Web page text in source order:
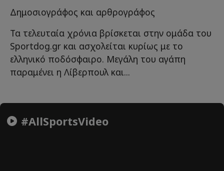
Δημοσιογράφος και αρθρογράφος
Τα τελευταία χρόνια βρίσκεται στην ομάδα του
Sportdog.gr και ασχολείται κυρίως με το
ελληνικό ποδόσφαιρο. Μεγάλη του αγάπη
παραμένει η Λίβερπουλ και...
#AllSportsVideo